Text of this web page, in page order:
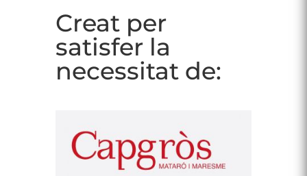
Creat per
satisfer la
necessitat de: